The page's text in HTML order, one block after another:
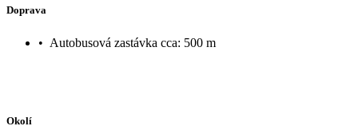
Doprava
• Autobusová zastávka cca: 500 m
Okolí